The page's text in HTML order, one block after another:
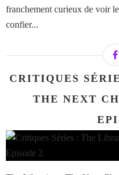
franchement curieux de voir
confier...
CRITIQUES
THE NEXT